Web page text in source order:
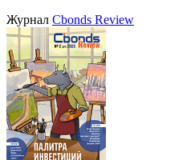
Журнал Cbonds Review